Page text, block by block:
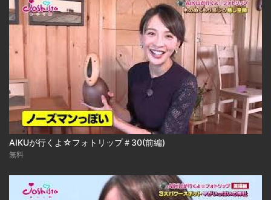
AIKUが行くよ☆フォトリップ＃30(前編)
無料